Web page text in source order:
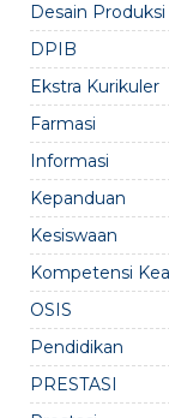
Desain
DPIB
Ekstra Kurikuler
Farmasi
Informasi
Kepanduan
Kesiswaan
Kompetensi
OSIS
Pendidikan
PRESTASI